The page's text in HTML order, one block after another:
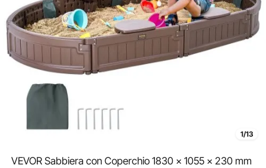
1/13
VEVOR Sabbiera con Coperchio 1830 x 1055 x 230 mm